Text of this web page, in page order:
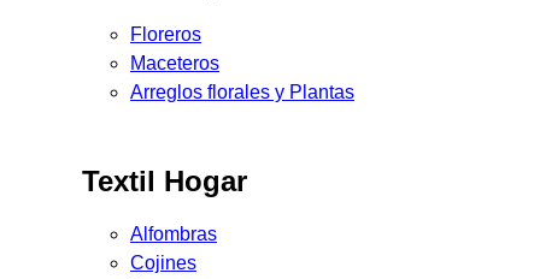
Floreros
Maceteros
Arreglos florales y Plantas
Textil Hogar
Alfombras
Cojines